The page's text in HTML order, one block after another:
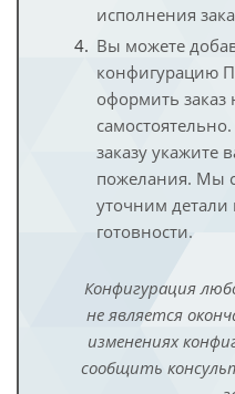
исполнения
Вы можете
конфигурацию
оформить заказ
заказу укажите
пожелания. Мы
уточним
готовности.
Конфигурация
не является
изменениях
сообщить